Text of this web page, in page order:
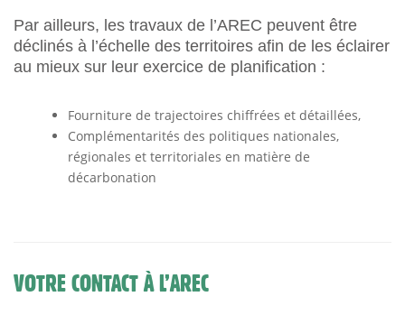
Par ailleurs, les travaux de l’AREC peuvent être
déclinés à l’échelle des territoires afin de les éclairer
au mieux sur leur exercice de planification :
Fourniture de trajectoires chiffrées et détaillées,
Complémentarités des politiques nationales,
régionales et territoriales en matière de
décarbonation
VOTRE CONTACT À L’AREC